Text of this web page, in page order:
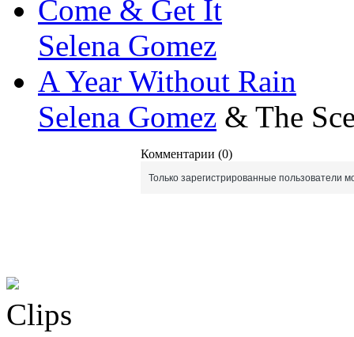
Come & Get It
Selena Gomez
A Year Without Rain
Selena Gomez & The
Комментарии (0)
Только зарегистрированные пользователи
Clips